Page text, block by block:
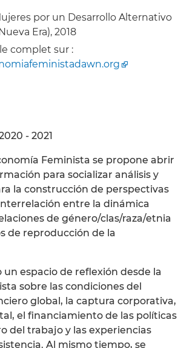
por un Desarrollo Alternativo
Era), 2018
complet sur :
- 2021
Feminista se propone abrir
para socializar análisis y
la construcción de perspectivas
entre la dinámica
de género/clas/raza/etnia
de reproducción de la
un espacio de reflexión desde la
sobre las condiciones del
global, la captura corporativa,
el financiamiento de las políticas
del trabajo y las experiencias
Al mismo tiempo, se